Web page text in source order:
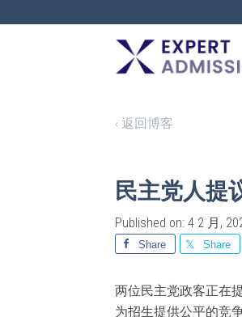
EXPERT
‹ 返回博客
民主党人提
Published on: 4 2 月,
Share Share
两位民主党政客正在
为招生提供公平的竞